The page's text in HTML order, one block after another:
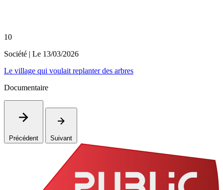
10
Société | Le 13/03/2026
Le village qui voulait replanter des arbres
Documentaire
Précédent Suivant